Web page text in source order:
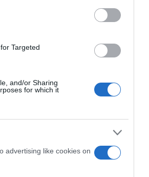
Targeted
and/or Sharing
for which it
advertising like cookies on
e
delle
Navigare il
i
del linguaggio